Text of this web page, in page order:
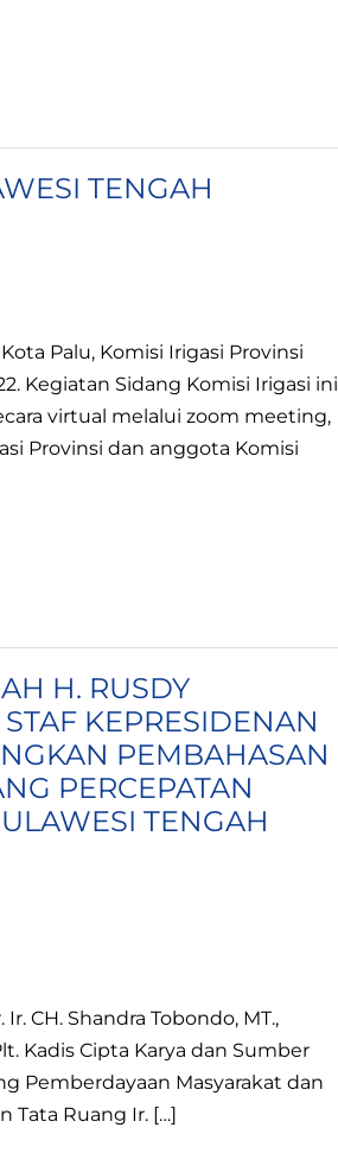
TENGAH
Palu, Komisi Irigasi Provinsi
Kegiatan Sidang Komisi Irigasi ini
virtual melalui zoom meeting,
Provinsi dan anggota Komisi
H. RUSDY
KEPRESIDENAN
PEMBAHASAN
PERCEPATAN
TENGAH
CH. Shandra Tobondo, MT.,
Kadis Cipta Karya dan Sumber
Pemberdayaan Masyarakat dan
Tata Ruang Ir. […]